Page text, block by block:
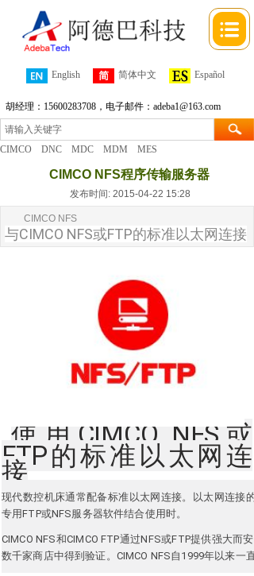
English 简体中文 Español
胡经理：15600283708，电子邮件：adeba1@163.com
CIMCO DNC MDC MDM MES
CIMCO NFS程序传输服务器
发布时间: 2015-04-22 15:28
CIMCO NFS
与CIMCO NFS或FTP的标准以太网连接
使用CIMCO NFS或
FTP的标准以太网连
接
现代数控机床通常配备标准以太网连接。
以太网连接
专用FTP或NFS服务器软件结合使用时。
CIMCO NFS和CIMCO FTP通过NFS或FTP提供强大而
数千家商店中得到验证。 CIMCO NFS自1999年以来